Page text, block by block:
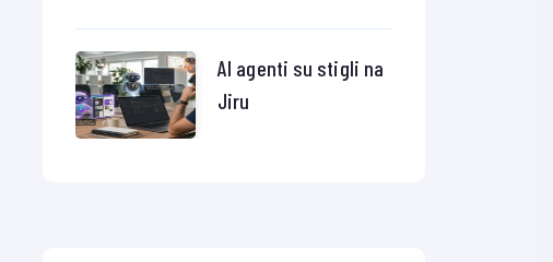
AI agenti su stigli na
Jiru